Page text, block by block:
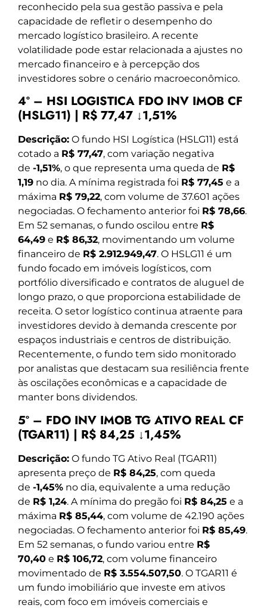
reconhecido pela sua gestão passiva e pela
capacidade de refletir o desempenho do
mercado logístico brasileiro. A recente
volatilidade pode estar relacionada a ajustes no
mercado financeiro e à percepção dos
investidores sobre o cenário macroeconômico.
4º – HSI LOGISTICA FDO INV IMOB CF
(HSLG11) | R$ 77,47 ↓1,51%
Descrição: O fundo HSI Logística (HSLG11) está
cotado a R$ 77,47, com variação negativa
de -1,51%, o que representa uma queda de R$
1,19 no dia. A mínima registrada foi R$ 77,45 e a
máxima R$ 79,22, com volume de 37.601 ações
negociadas. O fechamento anterior foi R$ 78,66.
Em 52 semanas, o fundo oscilou entre R$
64,49 e R$ 86,32, movimentando um volume
financeiro de R$ 2.912.949,47. O HSLG11 é um
fundo focado em imóveis logísticos, com
portfólio diversificado e contratos de aluguel de
longo prazo, o que proporciona estabilidade de
receita. O setor logístico continua atraente para
investidores devido à demanda crescente por
espaços industriais e centros de distribuição.
Recentemente, o fundo tem sido monitorado
por analistas que destacam sua resiliência frente
às oscilações econômicas e a capacidade de
manter bons dividendos.
5º – FDO INV IMOB TG ATIVO REAL CF
(TGAR11) | R$ 84,25 ↓1,45%
Descrição: O fundo TG Ativo Real (TGAR11)
apresenta preço de R$ 84,25, com queda
de -1,45% no dia, equivalente a uma redução
de R$ 1,24. A mínima do pregão foi R$ 84,25 e a
máxima R$ 85,44, com volume de 42.190 ações
negociadas. O fechamento anterior foi R$ 85,49.
Em 52 semanas, o fundo variou entre R$
70,40 e R$ 106,72, com volume financeiro
movimentado de R$ 3.554.507,50. O TGAR11 é
um fundo imobiliário que investe em ativos
reais, com foco em imóveis comerciais e